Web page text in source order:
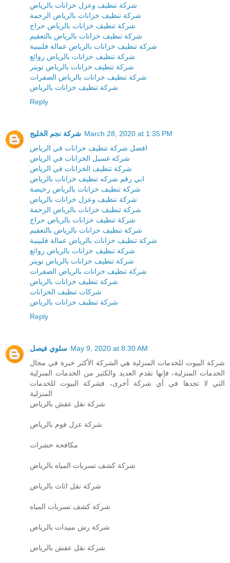
شركة تنظيف وعزل خزانات بالرياض
شركة تنظيف خزانات بالرياض الرحمة
شركة تنظيف خزانات بالرياض حراج
شركة تنظيف خزانات بالرياض بالتعقيم
شركة تنظيف خزانات بالرياض عمالة فلبينية
شركة تنظيف خزانات بالرياض روائع
شركة تنظيف خزانات بالرياض تويتر
شركة تنظيف خزانات بالرياض الصفرات
شركة تنظيف خزانات بالرياض
Reply
شركة نجم الخليج March 28, 2020 at 1:35 PM
افضل شركة تنظيف خزانات في الرياض
شركة غسيل الخزانات في الرياض
شركة تنظيف الخزانات في الرياض
ابي رقم شركه تنظيف خزانات بالرياض
شركة تنظيف خزانات بالرياض رخيصة
شركة تنظيف وعزل خزانات بالرياض
شركة تنظيف خزانات بالرياض الرحمة
شركة تنظيف خزانات بالرياض حراج
شركة تنظيف خزانات بالرياض بالتعقيم
شركة تنظيف خزانات بالرياض عمالة فلبينية
شركة تنظيف خزانات بالرياض روائع
شركة تنظيف خزانات بالرياض تويتر
شركة تنظيف خزانات بالرياض الصفرات
شركة تنظيف خزانات بالرياض
شركات تنظيف الخزانات
شركة تنظيف خزانات بالرياض
Reply
سلوي فيصل May 9, 2020 at 8:30 AM
شركة البيوت للخدمات المنزلية هي الشركة الأكثر خبرة في مجال
الخدمات المنزلية، فإنها تقدم العديد والكثير من الخدمات المنزلية
التي لا تجدها في أي شركة أخرى، فشركة البيوت للخدمات
المنزلية
شركة نقل عفش بالرياض
شركة عزل فوم بالرياض
مكافحة حشرات
شركة كشف تسربات المياه بالرياض
شركة نقل اثاث بالرياض
شركة كشف تسربات المياه
شركة رش مبيدات بالرياض
شركة نقل عفش بالرياض